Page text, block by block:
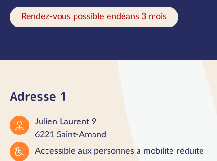
Rendez-vous possible endéans 3 mois
Adresse 1
Julien Laurent 9
6221 Saint-Amand
Accessible aux personnes à mobilité réduite